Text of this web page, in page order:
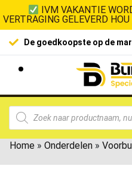
IVM VAKANTIE
VERTRAGING GELEVERD
De goedkoopste op de
Home » Onderdelen »